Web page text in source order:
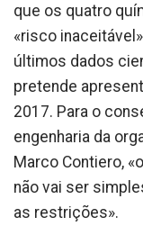
que os quatro
«risco
últimos dados
pretende
2017. Para o
engenharia da
Marco Contiero,
não vai ser
as restrições».